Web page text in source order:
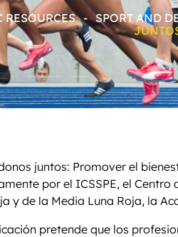
- SPORT AND
juntos: Promover el
por el ICSSPE, el
y de la Media Luna Roja, la
pretende que los